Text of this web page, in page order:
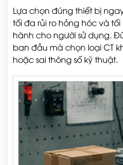
Lựa chọn đúng thiết bị
tối đa rủi ro hỏng hóc và
hành cho người sử dụng.
ban đầu mà chọn loại CT
hoặc sai thông số kỹ thuật.